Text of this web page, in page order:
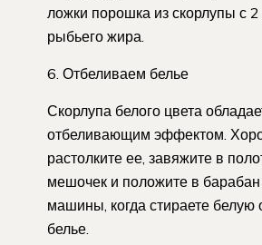
ложки порошка из скорлупы с
рыбьего жира.
6. Отбеливаем белье
Скорлупа белого цвета
отбеливающим эффектом.
растолките ее, завяжите в
мешочек и положите в барабан
машины, когда стираете белую
белье.